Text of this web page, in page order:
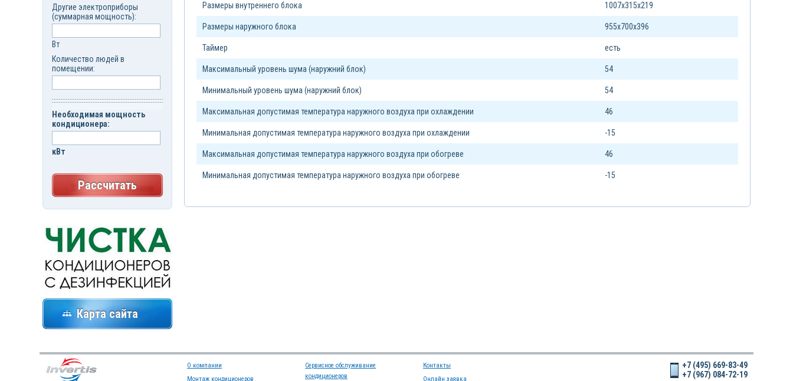
Размеры внутреннего блока 1007х315х219
Размеры наружного блока 955х700х396
Таймер есть
Максимальный уровень шума (наружний блок) 54
Минимальный уровень шума (наружний блок) 54
Максимальная допустимая температура наружного воздуха при охлаждении 46
Минимальная допустимая температура наружного воздуха при охлаждении -15
Максимальная допустимая температура наружного воздуха при обогреве 46
Минимальная допустимая температура наружного воздуха при обогреве -15
Другие электроприборы
(суммарная мощность):
Вт
Количество людей в
помещении:
Необходимая мощность
кондиционера:
кВт
Рассчитать
Карта сайта
О компании
Монтаж кондиционеров
Сервисное обслуживание
кондиционеров
Контакты
Онлайн заявка
+7 (495) 669-83-49
+7 (967) 084-72-19